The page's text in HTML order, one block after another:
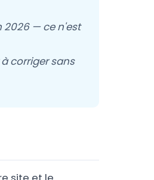
2026 — ce n'est
corriger sans